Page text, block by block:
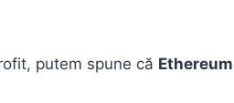
putem spune că Ethereum